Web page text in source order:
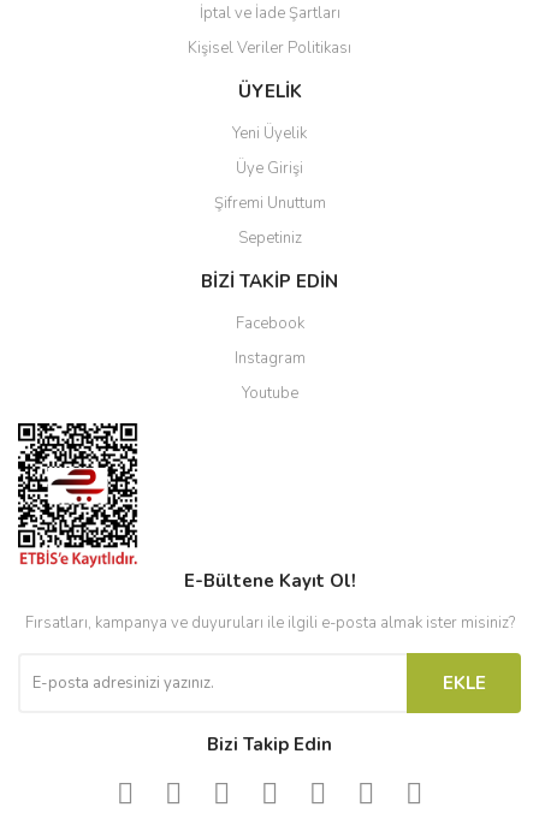
Gönder
İptal ve İade Şartları
Kişisel Veriler Politikası
ÜYELİK
Yeni Üyelik
Üye Girişi
Şifremi Unuttum
Sepetiniz
BİZİ TAKİP EDİN
Facebook
Instagram
Youtube
E-Bültene Kayıt Ol!
Fırsatları, kampanya ve duyuruları ile ilgili e-posta almak ister misiniz?
EKLE
Bizi Takip Edin